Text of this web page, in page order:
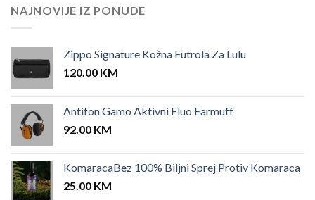
NAJNOVIJE IZ PONUDE
Zippo Signature Kožna Futrola Za Lulu
120.00 KM
Antifon Gamo Aktivni Fluo Earmuff
92.00 KM
KomaracaBez 100% Biljni Sprej Protiv Komaraca
25.00 KM